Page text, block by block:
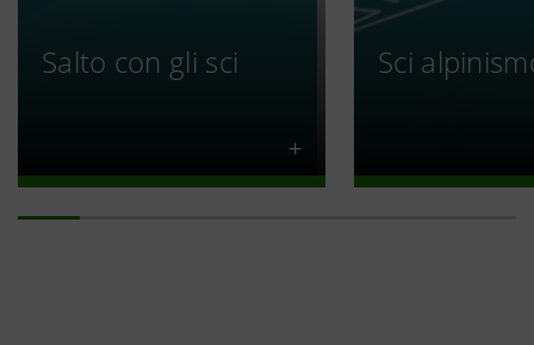
Salto con gli sci Sci